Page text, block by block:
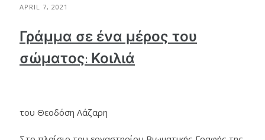
APRIL 7, 2021
Γράμμα σε ένα μέρος του
σώματος: Κοιλιά
του Θεοδόση Λάζαρη